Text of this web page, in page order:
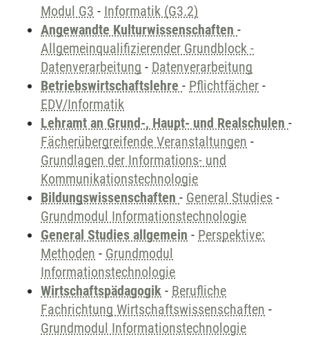
Modul G3 - Informatik (G3.2)
Angewandte Kulturwissenschaften -
Allgemeinqualifizierender Grundblock -
Datenverarbeitung - Datenverarbeitung
Betriebswirtschaftslehre - Pflichtfächer -
EDV/Informatik
Lehramt an Grund-, Haupt- und Realschulen -
Fächerübergreifende Veranstaltungen -
Grundlagen der Informations- und
Kommunikationstechnologie
Bildungswissenschaften - General Studies -
Grundmodul Informationstechnologie
General Studies allgemein - Perspektive:
Methoden - Grundmodul
Informationstechnologie
Wirtschaftspädagogik - Berufliche
Fachrichtung Wirtschaftswissenschaften -
Grundmodul Informationstechnologie